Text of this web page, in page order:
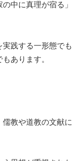
中に真理が宿る」
践する一形態でも
あります。
教や道教の文献に